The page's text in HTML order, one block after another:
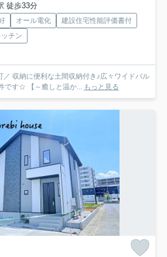
徒歩33分
オール電化
建設住宅性能評価書付
チン
／ 収納に便利な土間収納付き♪広々ワイドバル
コニー♪ ☆オール電化物件です☆ 【～癒しと温か... もっと見る